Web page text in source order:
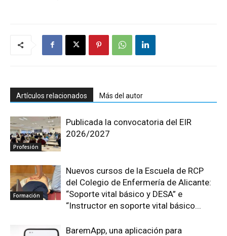
Artículos relacionados Más del autor
Profesión
Publicada la convocatoria del EIR
2026/2027
Formación
Nuevos cursos de la Escuela de RCP
del Colegio de Enfermería de Alicante:
“Soporte vital básico y DESA” e
“Instructor en soporte vital básico...
BaremApp, una aplicación para